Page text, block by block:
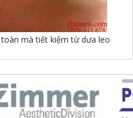
mà tiết kiệm từ dưa leo